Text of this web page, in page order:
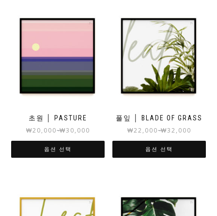
초원 │ PASTURE
₩20,000~₩30,000
옵션 선택
풀잎 │ BLADE OF GRASS
₩22,000~₩32,000
옵션 선택